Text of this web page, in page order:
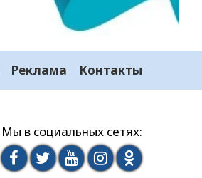
Реклама Контакты
Мы в социальных сетях: